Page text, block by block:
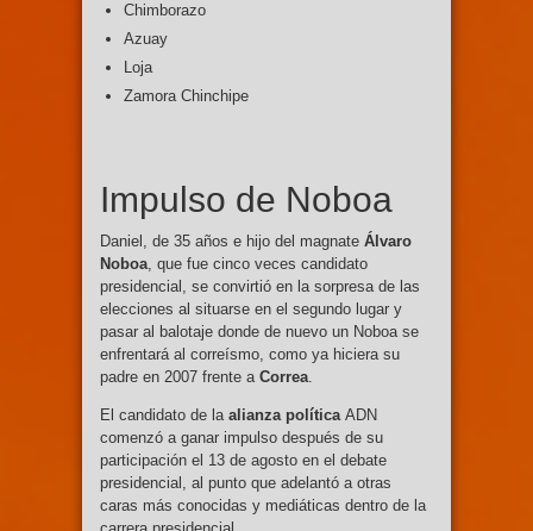
Chimborazo
Azuay
Loja
Zamora Chinchipe
Impulso de Noboa
Daniel, de 35 años e hijo del magnate Álvaro
Noboa, que fue cinco veces candidato
presidencial, se convirtió en la sorpresa de las
elecciones al situarse en el segundo lugar y
pasar al balotaje donde de nuevo un Noboa se
enfrentará al correísmo, como ya hiciera su
padre en 2007 frente a Correa.
El candidato de la alianza políticaADN
comenzó a ganar impulso después de su
participación el 13 de agosto en el debate
presidencial, al punto que adelantó a otras
caras más conocidas y mediáticas dentro de la